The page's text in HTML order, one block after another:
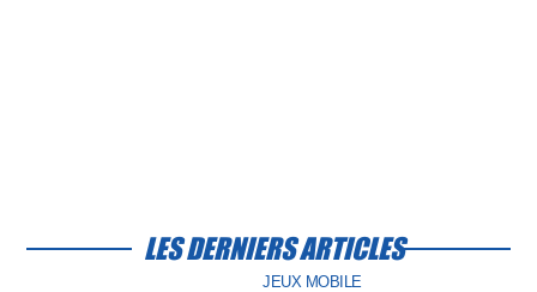
LES DERNIERS ARTICLES
JEUX MOBILE